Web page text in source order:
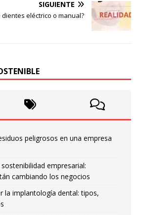
SIGUIENTE
dientes eléctrico o manual?
peligrosos en una empresa
empresarial:
cambiando los negocios
la implantología dental: tipos,